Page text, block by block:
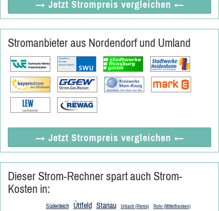
→ Jetzt Strompreis vergleichen ←
Stromanbieter aus Nordendorf und Umland
→ Jetzt Strompreis vergleichen ←
Dieser Strom-Rechner spart auch Strom-
Kosten in:
Süderdeich Üttfeld Stanau Urbach (Rems) Rohr (Mittelfranken)